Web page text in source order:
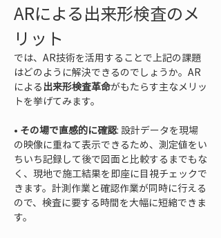
ARによる出来形検査のメ
リット
では、AR技術を活用することで上記の課題
はどのように解決できるのでしょうか。AR
による 出来形検査革命がもたらす主なメリッ
トを挙げてみます。
• その場で直感的に確認: 設計データを現場
の映像に重ねて表示できるため、測定値をい
ちいち記録して後で図面と比較するまでもな
く、現地で施工結果を即座に目視チェックで
きます。計測作業と確認作業が同時に行える
ので、検査に要する時間を大幅に短縮できま